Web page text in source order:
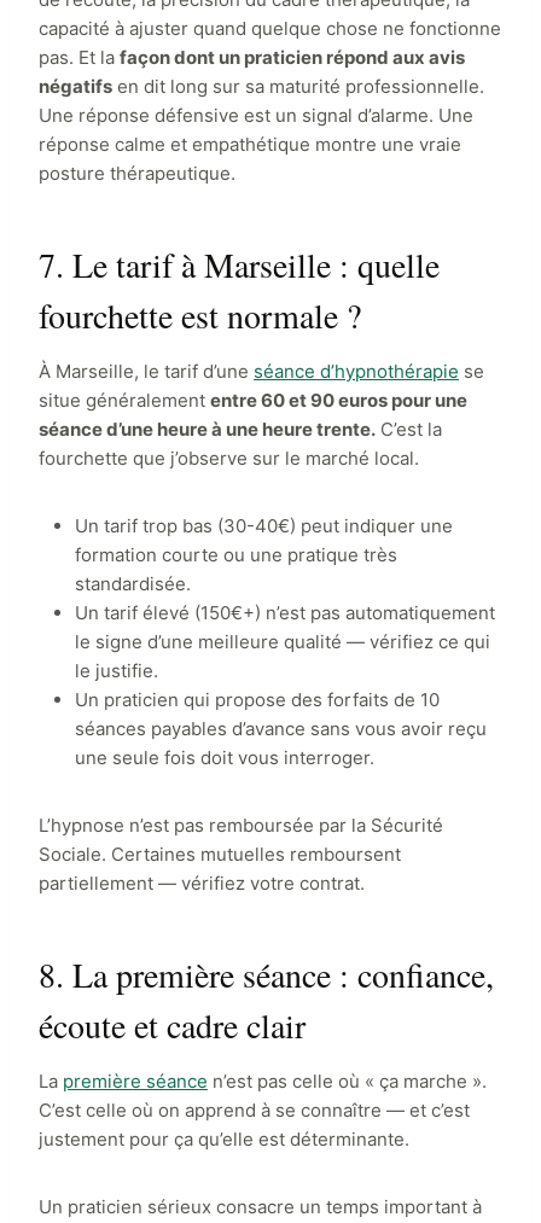
capacité à ajuster quand quelque chose ne fonctionne
pas. Et la façon dont un praticien répond aux avis
négatifs en dit long sur sa maturité professionnelle.
Une réponse défensive est un signal d’alarme. Une
réponse calme et empathétique montre une vraie
posture thérapeutique.
7. Le tarif à Marseille : quelle
fourchette est normale ?
À Marseille, le tarif d’une séance d’hypnothérapie se
situe généralement entre 60 et 90 euros pour une
séance d’une heure à une heure trente. C’est la
fourchette que j’observe sur le marché local.
Un tarif trop bas (30-40€) peut indiquer une
formation courte ou une pratique très
standardisée.
Un tarif élevé (150€+) n’est pas automatiquement
le signe d’une meilleure qualité — vérifiez ce qui
le justifie.
Un praticien qui propose des forfaits de 10
séances payables d’avance sans vous avoir reçu
une seule fois doit vous interroger.
L’hypnose n’est pas remboursée par la Sécurité
Sociale. Certaines mutuelles remboursent
partiellement — vérifiez votre contrat.
8. La première séance : confiance,
écoute et cadre clair
La première séance n’est pas celle où « ça marche ».
C’est celle où on apprend à se connaître — et c’est
justement pour ça qu’elle est déterminante.
Un praticien sérieux consacre un temps important à